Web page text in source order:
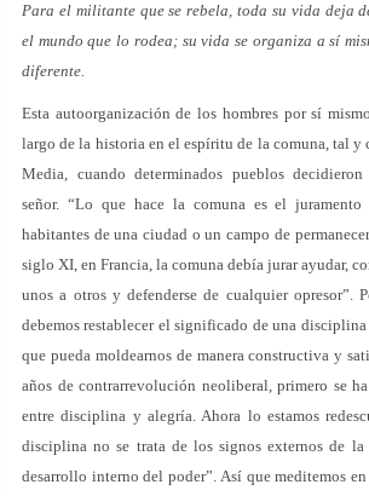
Para el militante que se rebela, toda su vida deja
el mundo que lo rodea; su vida se organiza a sí
diferente.
Esta autoorganización de los hombres por sí
largo de la historia en el espíritu de la comuna, tal y
Media, cuando determinados pueblos
señor. “Lo que hace la comuna es el
habitantes de una ciudad o un campo de
siglo XI, en Francia, la comuna debía jurar ayudar,
unos a otros y defenderse de cualquier opresor”.
debemos restablecer el significado de una
que pueda moldearnos de manera constructiva y
años de contrarrevolución neoliberal, primero se
entre disciplina y alegría. Ahora lo estamos
disciplina no se trata de los signos externos de
desarrollo interno del poder”. Así que meditemos